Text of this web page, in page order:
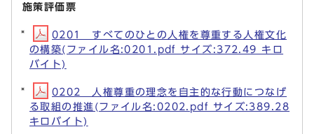
施策評価票
0201 すべてのひとの人権を尊重する人権文化
の構築(ファイル名:0201.pdf サイズ:372.49 キロ
バイト)
0202 人権尊重の理念を自主的な行動につなげ
る取組の推進(ファイル名:0202.pdf サイズ:389.28
キロバイト)